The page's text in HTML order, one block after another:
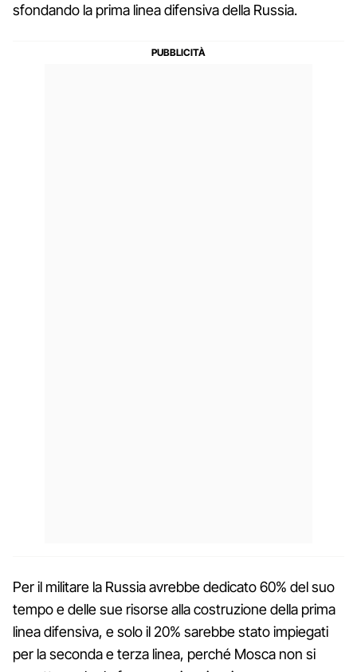
sfondando la prima linea difensiva della Russia.
Per il militare la Russia avrebbe dedicato 60% del suo
tempo e delle sue risorse alla costruzione della prima
linea difensiva, e solo il 20% sarebbe stato impiegati
per la seconda e terza linea, perché Mosca non si